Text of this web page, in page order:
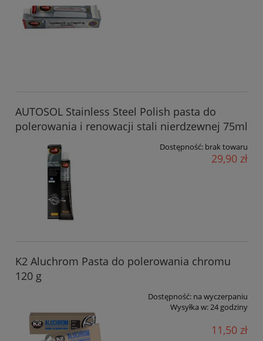
AUTOSOL Stainless Steel Polish pasta do
polerowania i renowacji stali nierdzewnej 75ml
Dostępność: brak towaru
29,90 zł
K2 Aluchrom Pasta do polerowania chromu
120 g
Dostępność: na wyczerpaniu
Wysyłka w: 24 godziny
11,50 zł